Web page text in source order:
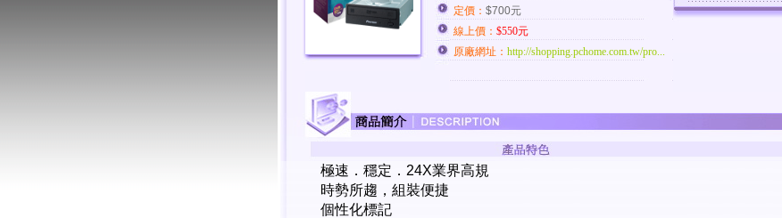
定價： $700元
線上價： $550元
原廠網址： http://shopping.pchome.com.tw/pro...
極速．穩定．24X業界高規
時勢所趨，組裝便捷
個性化標記